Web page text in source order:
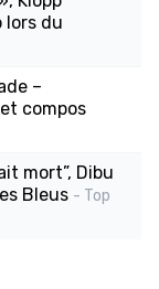
lors du
–
compos
mort”, Dibu
Bleus - Top